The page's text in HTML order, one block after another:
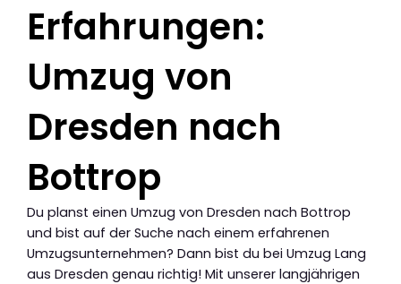
Erfahrungen:
Umzug von
Dresden nach
Bottrop
Du planst einen Umzug von Dresden nach Bottrop
und bist auf der Suche nach einem erfahrenen
Umzugsunternehmen? Dann bist du bei Umzug Lang
aus Dresden genau richtig! Mit unserer langjährigen